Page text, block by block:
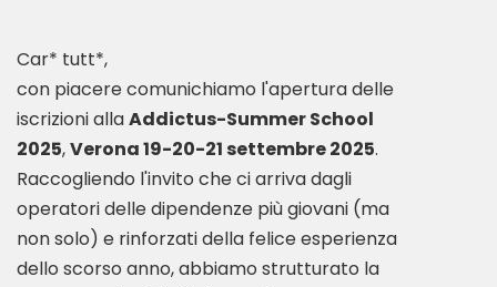
Car* tutt*,
con piacere comunichiamo l'apertura delle
iscrizioni allaAddictus-Summer School
2025,Verona 19-20-21 settembre 2025.
Raccogliendo l'invito che ci arriva dagli
operatori delle dipendenze più giovani (ma
non solo) e rinforzati della felice esperienza
dello scorso anno, abbiamo strutturato la